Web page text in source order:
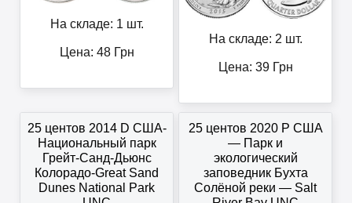
На складе: 1 шт.
Цена: 48Грн
На складе: 2 шт.
Цена: 39Грн
25 центов 2014 D США-
Национальный парк
Грейт-Санд-Дьюнс
Колорадо-Great Sand
Dunes National Park
25 центов 2020 P США
— Парк и
экологический
заповедник Бухта
Солёной реки — Salt